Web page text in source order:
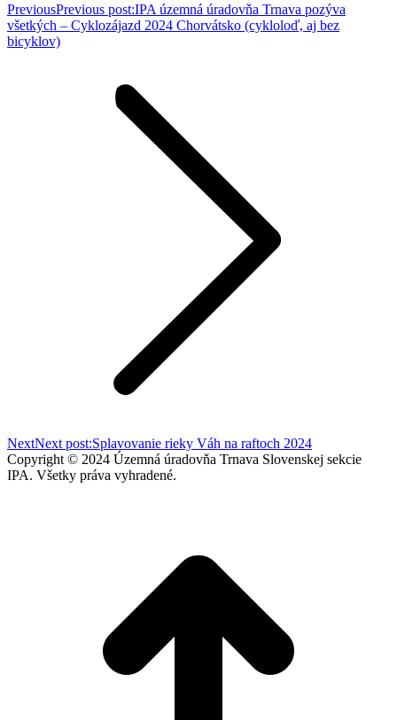
PreviousPrevious post:IPA územná úradovňa Trnava pozýva
všetkých – Cyklozájazd 2024 Chorvátsko (cykloloď, aj bez
bicyklov)
NextNext post:Splavovanie rieky Váh na raftoch 2024
Copyright © 2024 Územná úradovňa Trnava Slovenskej sekcie
IPA. Všetky práva vyhradené.